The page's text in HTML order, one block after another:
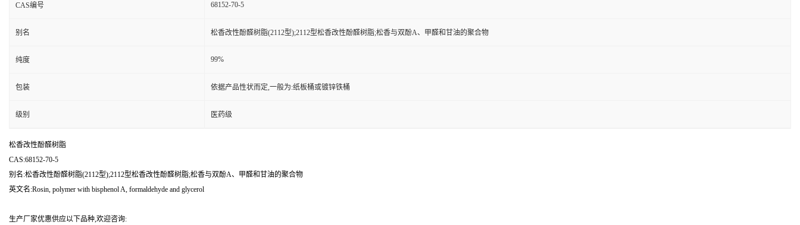
CAS编号 68152-70-5
别名 松香改性酚醛树脂(2112型);2112型松香改性酚醛树脂;松香与双酚A、甲醛和甘油的聚合物
纯度 99%
包装 依据产品性状而定,一般为:纸板桶或镀锌铁桶
级别 医药级
松香改性酚醛树脂
CAS:68152-70-5
别名:松香改性酚醛树脂(2112型);2112型松香改性酚醛树脂;松香与双酚A、甲醛和甘油的聚合物
英文名:Rosin, polymer with bisphenol A, formaldehyde and glycerol
生产厂家优惠供应以下品种,欢迎咨询: